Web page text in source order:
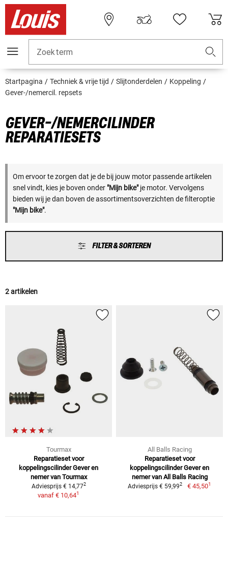
Zoekterm
Startpagina Techniek & vrije tijd Slijtonderdelen
Koppeling
Gever-/nemercil. repsets
GEVER-/NEMERCILINDER
REPARATIESETS
Om ervoor te zorgen dat je de bij jouw motor passende artikelen
snel vindt, kies je boven onder "Mijn bike"je motor. Vervolgens
bieden wij je dan boven de assortimentsoverzichten de filteroptie
"Mijn bike".
FILTER & SORTEREN
2 artikelen
Tourmax
Reparatieset voor
koppelingscilinder Gever en
nemer van Tourmax
Adviesprijs € 14,772
vanaf € 10,641
All Balls Racing
Reparatieset voor
koppelingscilinder Gever en
nemer van All Balls Racing
Adviesprijs € 59,992 € 45,501